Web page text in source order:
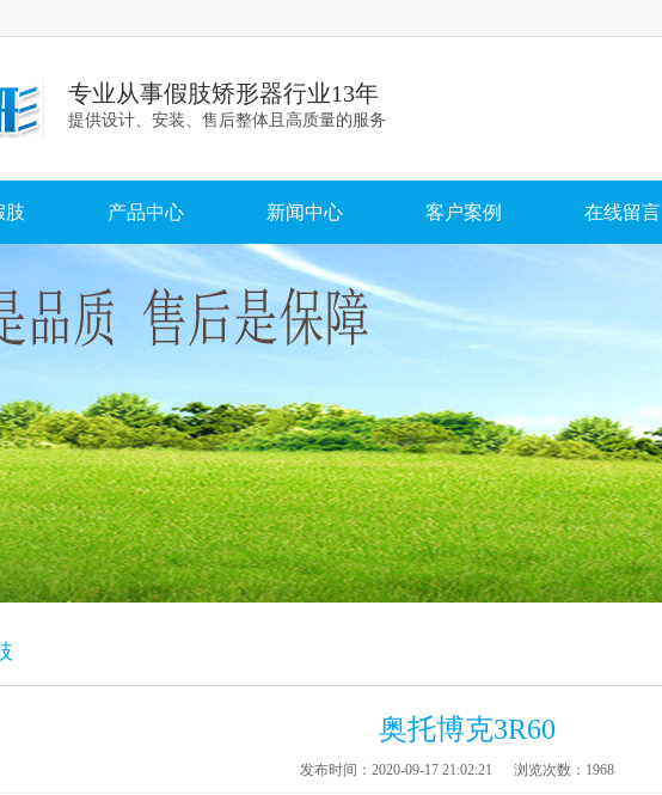
专业从事假肢矫形器行业13年
提供设计、安装、售后整体且高质量的服务
肢 产品中心 新闻中心 客户案例 在线留言
奥托博克3R60
发布时间：2020-09-17 21:02:21 浏览次数：1968